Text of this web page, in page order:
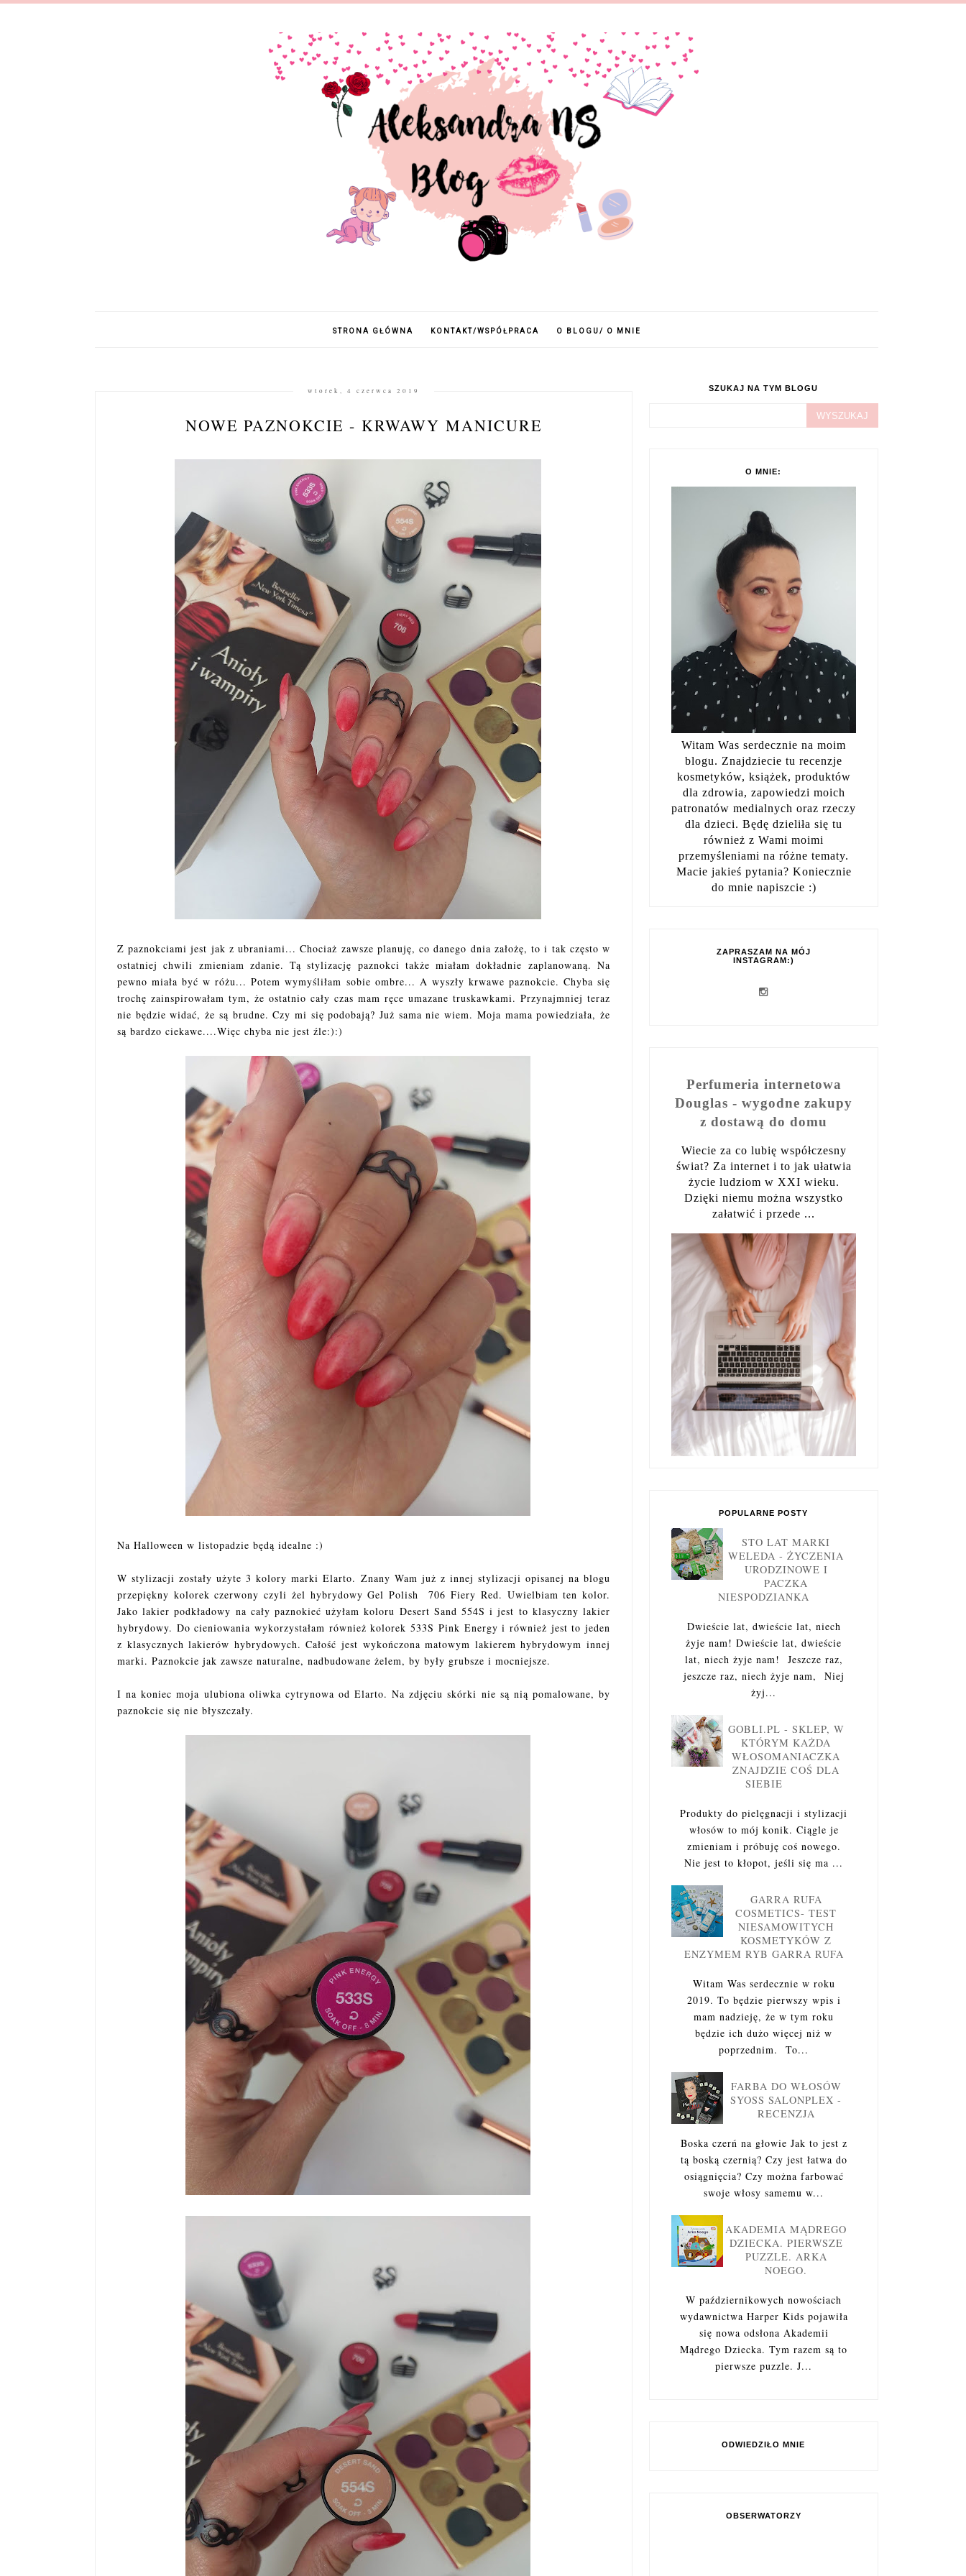
STRONA GŁÓWNA KONTAKT/WSPÓŁPRACA O BLOGU/ O MNIE
wtorek, 4 czerwca 2019
NOWE PAZNOKCIE - KRWAWY MANICURE
Z paznokciami jest jak z ubraniami... Chociaż zawsze planuję, co danego dnia założę, to i tak często w
ostatniej chwili zmieniam zdanie. Tą stylizację paznokci także miałam dokładnie zaplanowaną. Na
pewno miała być w różu... Potem wymyśliłam sobie ombre... A wyszły krwawe paznokcie. Chyba się
trochę zainspirowałam tym, że ostatnio cały czas mam ręce umazane truskawkami. Przynajmniej teraz
nie będzie widać, że są brudne. Czy mi się podobają? Już sama nie wiem. Moja mama powiedziała, że
są bardzo ciekawe....Więc chyba nie jest źle:):)
Na Halloween w listopadzie będą idealne :)
W stylizacji zostały użyte 3 kolory marki Elarto. Znany Wam już z innej stylizacji opisanej na blogu
przepiękny kolorek czerwony czyli żel hybrydowy Gel Polish 706 Fiery Red. Uwielbiam ten kolor.
Jako lakier podkładowy na cały paznokieć użyłam koloru Desert Sand 554S i jest to klasyczny lakier
hybrydowy. Do cieniowania wykorzystałam również kolorek 533S Pink Energy i również jest to jeden
z klasycznych lakierów hybrydowych. Całość jest wykończona matowym lakierem hybrydowym innej
marki. Paznokcie jak zawsze naturalne, nadbudowane żelem, by były grubsze i mocniejsze.
I na koniec moja ulubiona oliwka cytrynowa od Elarto. Na zdjęciu skórki nie są nią pomalowane, by
paznokcie się nie błyszczały.
SZUKAJ NA TYM BLOGU
O MNIE:
Witam Was serdecznie na moim
blogu. Znajdziecie tu recenzje
kosmetyków, książek, produktów
dla zdrowia, zapowiedzi moich
patronatów medialnych oraz rzeczy
dla dzieci. Będę dzieliła się tu
również z Wami moimi
przemyśleniami na różne tematy.
Macie jakieś pytania? Koniecznie
do mnie napiszcie :)
ZAPRASZAM NA MÓJ
INSTAGRAM:)
Perfumeria internetowa
Douglas - wygodne zakupy
z dostawą do domu
Wiecie za co lubię współczesny
świat? Za internet i to jak ułatwia
życie ludziom w XXI wieku.
Dzięki niemu można wszystko
załatwić i przede ...
POPULARNE POSTY
STO LAT MARKI
WELEDA - ŻYCZENIA
URODZINOWE I
PACZKA
NIESPODZIANKA
Dwieście lat, dwieście lat, niech
żyje nam! Dwieście lat, dwieście
lat, niech żyje nam! Jeszcze raz,
jeszcze raz, niech żyje nam, Niej
żyj...
GOBLI.PL - SKLEP, W
KTÓRYM KAŻDA
WŁOSOMANIACZKA
ZNAJDZIE COŚ DLA
SIEBIE
Produkty do pielęgnacji i stylizacji
włosów to mój konik. Ciągle je
zmieniam i próbuję coś nowego.
Nie jest to kłopot, jeśli się ma ...
GARRA RUFA
COSMETICS- TEST
NIESAMOWITYCH
KOSMETYKÓW Z
ENZYMEM RYB GARRA RUFA
Witam Was serdecznie w roku
2019. To będzie pierwszy wpis i
mam nadzieję, że w tym roku
będzie ich dużo więcej niż w
poprzednim. To...
FARBA DO WŁOSÓW
SYOSS SALONPLEX -
RECENZJA
Boska czerń na głowie Jak to jest z
tą boską czernią? Czy jest łatwa do
osiągnięcia? Czy można farbować
swoje włosy samemu w...
AKADEMIA MĄDREGO
DZIECKA. PIERWSZE
PUZZLE. ARKA
NOEGO.
W październikowych nowościach
wydawnictwa Harper Kids pojawiła
się nowa odsłona Akademii
Mądrego Dziecka. Tym razem są to
pierwsze puzzle. J...
ODWIEDZIŁO MNIE
OBSERWATORZY